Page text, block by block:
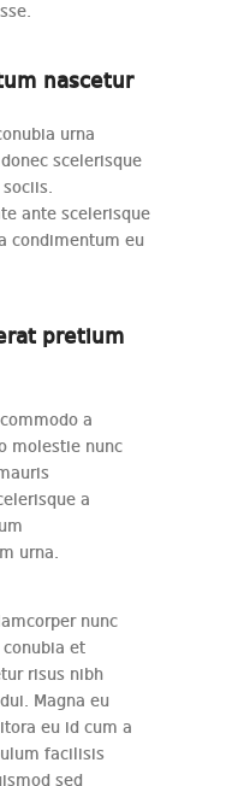
nascetur
urna
scelerisque
ante scelerisque
condimentum eu
pretium
a
molestie nunc
a
urna.
nunc
conubia et
risus nibh
Magna eu
litora eu id cum a
facilisis
sed